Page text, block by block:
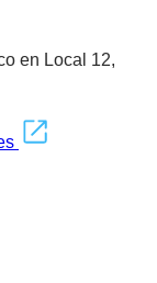
en Local 12,